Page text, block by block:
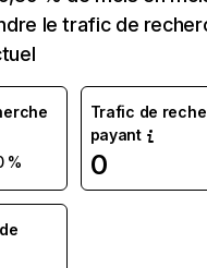
le trafic de
%
Trafic de
payant
0